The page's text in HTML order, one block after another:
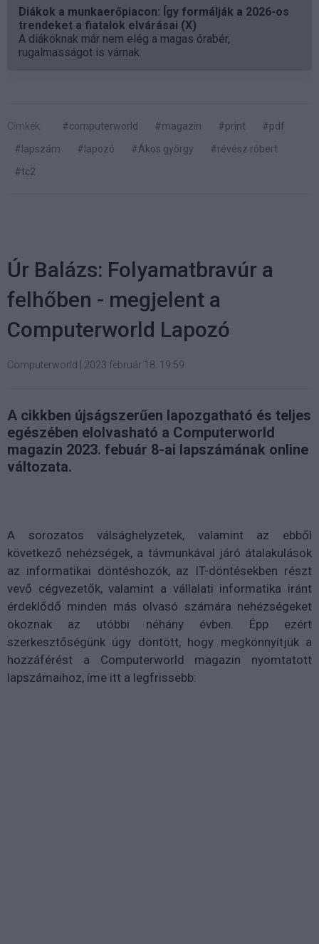
Diákok a munkaerőpiacon: Így formálják a 2026-os
trendeket a fiatalok elvárásai (X)
A diákoknak már nem elég a magas órabér,
rugalmasságot is várnak.
Címkék: #computerworld #magazin #print
#pdf
#lapszám
#lapozó #Ákos györgy
#révész róbert
#tc2
Úr Balázs: Folyamatbravúr a
felhőben - megjelent a
Computerworld Lapozó
Computerworld 2023 február 18. 19:59
A cikkben újságszerűen lapozgatható és teljes
egészében elolvasható a Computerworld
magazin 2023. febuár 8-ai lapszámának online
változata.
A sorozatos válsághelyzetek, valamint az ebből
következő nehézségek, a távmunkával járó átalakulások
az informatikai döntéshozók, az IT-döntésekben részt
vevő cégvezetők, valamint a vállalati informatika iránt
érdeklődő minden más olvasó számára nehézségeket
okoznak az utóbbi néhány évben. Épp ezért
szerkesztőségünk úgy döntött, hogy megkönnyítjük a
hozzáférést a Computerworld magazin nyomtatott
lapszámaihoz, íme itt a legfrissebb: